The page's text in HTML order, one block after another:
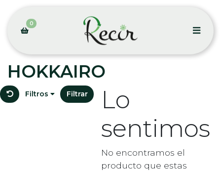
0
HOKKAIRO
Filtros Filtrar
Lo
sentimos
No encontramos el
producto que estas